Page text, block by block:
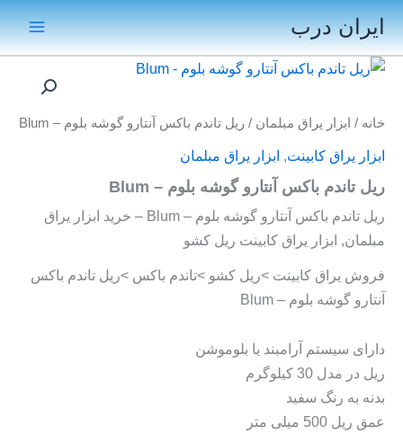
پرش
به
محتوا
ایران درب
Main
خانه / ابزار یراق مبلمان / ریل تاندم باکس آنتارو گوشه بلوم – Blum
ابزار یراق کابینت, ابزار یراق مبلمان
ریل تاندم باکس آنتارو گوشه بلوم – Blum
ریل تاندم باکس آنتارو گوشه بلوم – Blum – خرید ابزار یراق
مبلمان, ابزار یراق کابینت ریل کشو
فروش یراق کابینت >ریل کشو >تاندم باکس >ریل تاندم باکس
آنتارو گوشه بلوم – Blum
دارای سیستم آرامبند یا بلوموشن
ریل در مدل 30 کیلوگرم
بدنه به رنگ سفید
عمق ریل 500 میلی متر